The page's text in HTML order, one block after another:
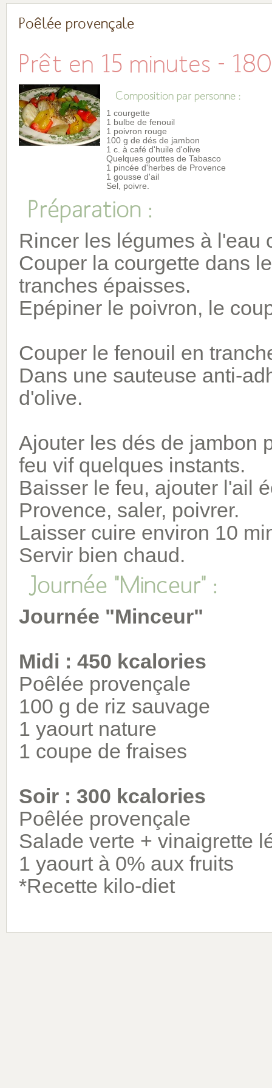
Poêlée provençale
Prêt en 15 minutes -
Composition par personne :
1 courgette
1 bulbe de fenouil
1 poivron rouge
100 g de dés de jambon
1 c. à café d'huile d'olive
Quelques gouttes de Tabasco
1 pincée d'herbes de Provence
1 gousse d'ail
Sel, poivre.
Préparation :
Rincer les légumes à l'eau
Couper la courgette dans
tranches épaisses.
Epépiner le poivron, le
Couper le fenouil en
Dans une sauteuse anti-
d'olive.
Ajouter les dés de jambon
feu vif quelques instants.
Baisser le feu, ajouter l'ail
Provence, saler, poivrer.
Laisser cuire environ 10
Servir bien chaud.
Journée "Minceur" :
Journée "Minceur"
Midi : 450 kcalories
Poêlée provençale
100 g de riz sauvage
1 yaourt nature
1 coupe de fraises
Soir : 300 kcalories
Poêlée provençale
Salade verte + vinaigrette
1 yaourt à 0% aux fruits
*Recette kilo-diet